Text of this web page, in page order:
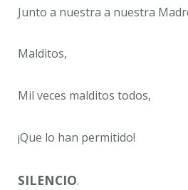
Junto a nuestra a nuestra
Malditos,
Mil veces malditos todos,
¡Que lo han permitido!
SILENCIO.